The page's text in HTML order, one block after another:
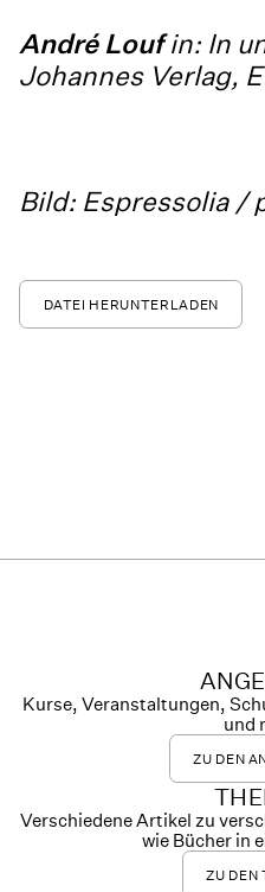
André Loufin: In
Johannes Verlag,
Bild: Espressolia /
DATEI HERUNTERLADEN
Kurse, Veranstaltungen,
und
ZU DEN
Verschiedene Artikel zu
wie Bücher in
ZU DEN